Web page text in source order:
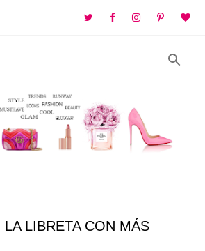
contenido principal
LIBRETA CON MÁS